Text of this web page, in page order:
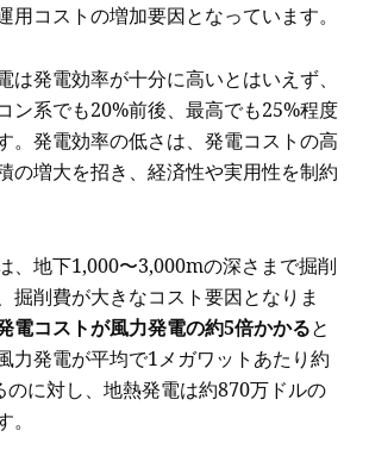
用コストの増加要因となっています。
は発電効率が十分に高いとはいえず、
ン系でも20%前後、最高でも25%程度
。発電効率の低さは、発電コストの高
の増大を招き、経済性や実用性を制約
、地下1,000〜3,000mの深さまで掘削
掘削費が大きなコスト要因となりま
電コストが風力発電の約5倍かかると
力発電が平均で1メガワットあたり約
のに対し、地熱発電は約870万ドルの